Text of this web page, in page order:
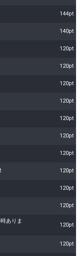
144pt
140pt
120pt
120pt
120pt
120pt
120pt
120pt
120pt
120pt
120pt
120pt
ありま
120pt
120pt